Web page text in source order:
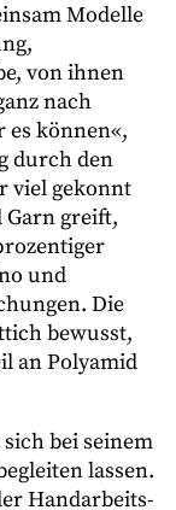
Modelle
von ihnen
nach
es können«,
durch den
viel gekonnt
Garn greift,
und
Die
bewusst,
an Polyamid
bei seinem
lassen.
Handarbeits-